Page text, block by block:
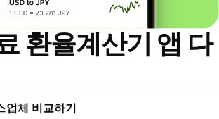
환율계산기 앱 다
업체 비교하기